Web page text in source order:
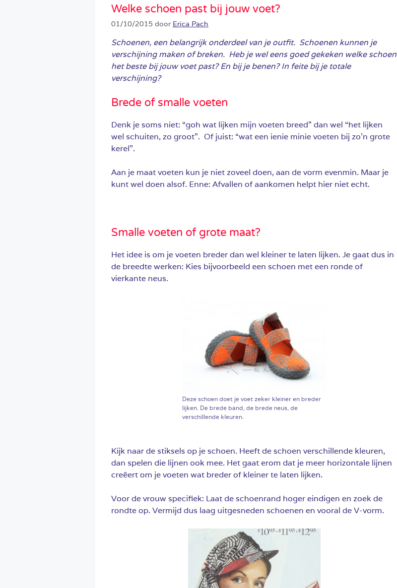
Welke schoen past bij jouw voet?
01/10/2015 door Erica Pach
Schoenen, een belangrijk onderdeel van je outfit. Schoenen kunnen je
verschijning maken of breken. Heb je wel eens goed gekeken welke schoen
het beste bij jouw voet past? En bij je benen? In feite bij je totale
verschijning?
Brede of smalle voeten
Denk je soms niet: “goh wat lijken mijn voeten breed” dan wel “het lijken
wel schuiten, zo groot”. Of juist: “wat een ienie minie voeten bij zo’n grote
kerel”.
Aan je maat voeten kun je niet zoveel doen, aan de vorm evenmin. Maar je
kunt wel doen alsof. Enne: Afvallen of aankomen helpt hier niet echt.
Smalle voeten of grote maat?
Het idee is om je voeten breder dan wel kleiner te laten lijken. Je gaat dus in
de breedte werken: Kies bijvoorbeeld een schoen met een ronde of
vierkante neus.
Deze schoen doet je voet zeker kleiner en breder
lijken. De brede band, de brede neus, de
verschillende kleuren.
Kijk naar de stiksels op je schoen. Heeft de schoen verschillende kleuren,
dan spelen die lijnen ook mee. Het gaat erom dat je meer horizontale lijnen
creëert om je voeten wat breder of kleiner te laten lijken.
Voor de vrouw specifiek: Laat de schoenrand hoger eindigen en zoek de
rondte op. Vermijd dus laag uitgesneden schoenen en vooral de V-vorm.